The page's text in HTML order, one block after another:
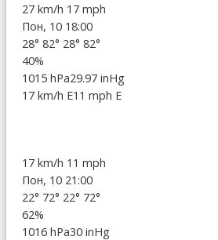
27 km/h 17 mph
Пон, 10 18:00
28° 82° 28° 82°
40%
1015 hPa29.97 inHg
17 km/h E11 mph E
17 km/h 11 mph
Пон, 10 21:00
22° 72° 22° 72°
62%
1016 hPa30 inHg